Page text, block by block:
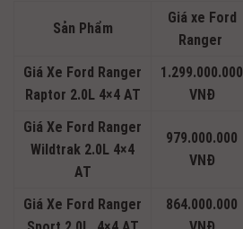
Sản Phẩm
Giá xe Ford
Ranger
Giá Xe Ford Ranger
Raptor 2.0L 4×4 AT
1.299.000.000
VNĐ
Giá Xe Ford Ranger
Wildtrak 2.0L 4×4
AT
979.000.000
VNĐ
Giá Xe Ford Ranger
864.000.000